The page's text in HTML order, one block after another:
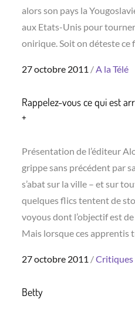
alors son pays la
aux Etats-Unis pour
onirique. Soit on déteste ce
Posted
27 octobre 2011 A la Télé
Rappelez-vous ce qui est
+
Présentation de l’éditeur
grippe sans précédent par
s’abat sur la ville – et sur
quelques flics tentent de
voyous dont l’objectif est
Mais lorsque ces apprentis
Posted
27 octobre 2011 Critiques
Betty